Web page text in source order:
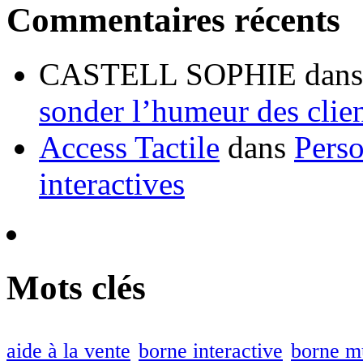
Commentaires récents
CASTELL SOPHIE
sonder l’humeur des
Access Tactile dans
interactives
Mots clés
aide à la vente borne interactive borne